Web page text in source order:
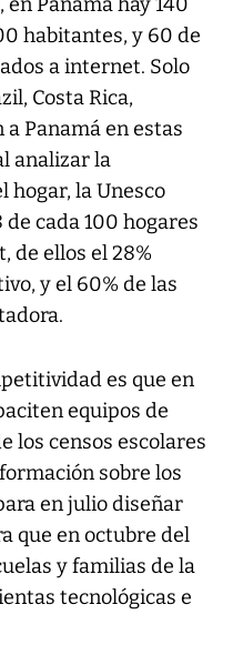
habitantes, y 60 de
a internet. Solo
Costa Rica,
Panamá en estas
analizar la
hogar, la Unesco
cada 100 hogares
de ellos el 28%
y el 60% de las
es que en
equipos de
los censos escolares
sobre los
en julio diseñar
que en octubre del
y familias de la
tecnológicas e